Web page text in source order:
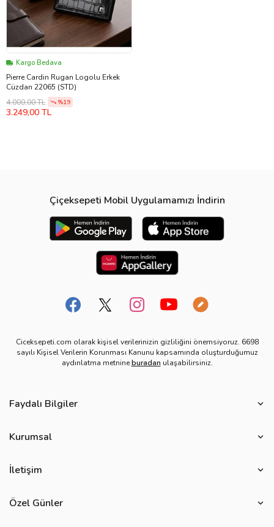
Kargo Bedava
Pierre Cardin Rugan Logolu Erkek
Cüzdan 22065 (STD)
4.000,00 TL
%19
3.249,00 TL
Çiçeksepeti Mobil Uygulamamızı İndirin
Ciceksepeti.com olarak kişisel verilerinizin gizliliğini önemsiyoruz. 6698
sayılı Kişisel Verilerin Korunması Kanunu kapsamında oluşturduğumuz
aydınlatma metnineburadan ulaşabilirsiniz.
Faydalı Bilgiler
Çiçek Anlamları
Mevsimlere Göre Çiçekler
Kurumsal
Ürün Güvenliği
İletişim
Özel Günler